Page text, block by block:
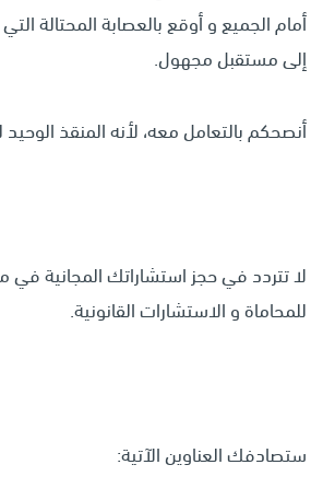
أمام الجميع و أوقع بالعصابة المحتالة
إلى مستقبل مجهول.
أنصحكم بالتعامل معه، لأنه المنقذ
لا تتردد في حجز استشاراتك المجانية في
للمحاماة و الاستشارات القانونية.
ستصادفك العناوين الآتية: